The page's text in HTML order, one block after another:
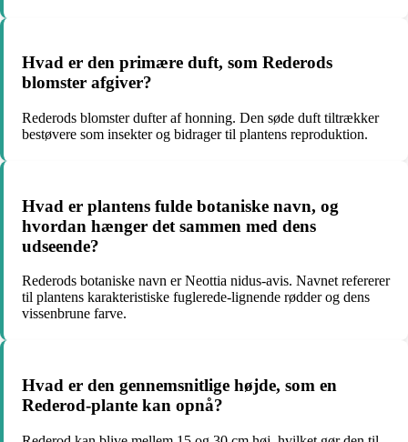
Hvad er den primære duft, som Rederods
blomster afgiver?
Rederods blomster dufter af honning. Den søde duft tiltrækker
bestøvere som insekter og bidrager til plantens reproduktion.
Hvad er plantens fulde botaniske navn, og
hvordan hænger det sammen med dens
udseende?
Rederods botaniske navn er Neottia nidus-avis. Navnet refererer
til plantens karakteristiske fuglerede-lignende rødder og dens
vissenbrune farve.
Hvad er den gennemsnitlige højde, som en
Rederod-plante kan opnå?